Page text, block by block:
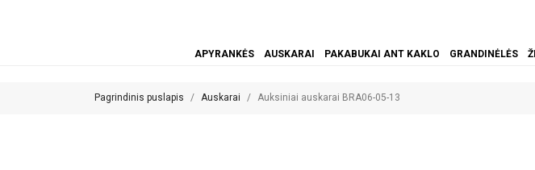
APYRANKĖS AUSKARAI PAKABUKAI ANT KAKLO GRANDINĖLĖS
Pagrindinis puslapis Auskarai Auksiniai auskarai BRA06-05-13